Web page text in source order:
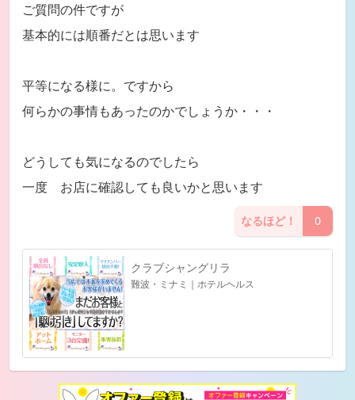
ご質問の件ですが
基本的には順番だとは思います
平等になる様に。ですから
何らかの事情もあったのかでしょうか・・・
どうしても気になるのでしたら
一度 お店に確認しても良いかと思います
なるほど！ 0
クラブシャングリラ
難波・ミナミ｜ホテルヘルス